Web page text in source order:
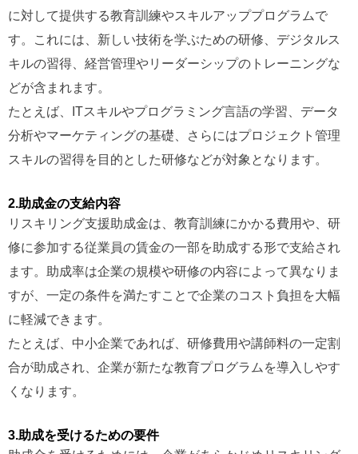
に対して提供する教育訓練やスキルアッププログラムで
す。これには、新しい技術を学ぶための研修、デジタルス
キルの習得、経営管理やリーダーシップのトレーニングな
どが含まれます。
たとえば、ITスキルやプログラミング言語の学習、データ
分析やマーケティングの基礎、さらにはプロジェクト管理
スキルの習得を目的とした研修などが対象となります。
2.助成金の支給内容
リスキリング支援助成金は、教育訓練にかかる費用や、研
修に参加する従業員の賃金の一部を助成する形で支給され
ます。助成率は企業の規模や研修の内容によって異なりま
すが、一定の条件を満たすことで企業のコスト負担を大幅
に軽減できます。
たとえば、中小企業であれば、研修費用や講師料の一定割
合が助成され、企業が新たな教育プログラムを導入しやす
くなります。
3.助成を受けるための要件